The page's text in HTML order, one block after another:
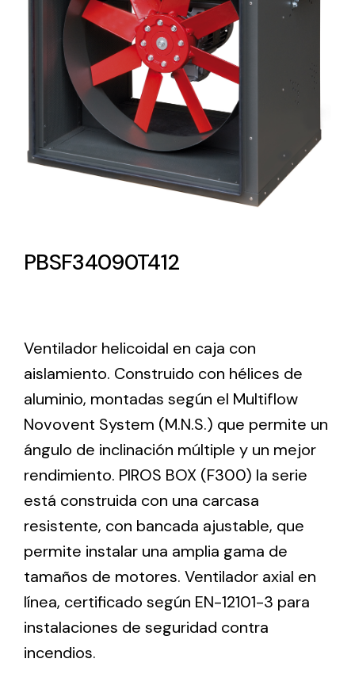
Lighting and Electrical
Equipment
Complete solutions in lighting and electrical
material for each project and need
Amplia gama de ventiladores y equipos de
Ventilation
The incorporation of Novovent into the group
meant a greater offer of ventilation products for
different uses
Iluminación Solar
Variedad de soluciones solares para todo tipo
de necesidades.
PBSF34090T412
Ventilador helicoidal en caja con
aislamiento. Construido con hélices de
aluminio, montadas según el Multiflow
Novovent System (M.N.S.) que permite un
ángulo de inclinación múltiple y un mejor
rendimiento. PIROS BOX (F300) la serie
está construida con una carcasa
resistente, con bancada ajustable, que
permite instalar una amplia gama de
tamaños de motores. Ventilador axial en
línea, certificado según EN-12101-3 para
instalaciones de seguridad contra
incendios.